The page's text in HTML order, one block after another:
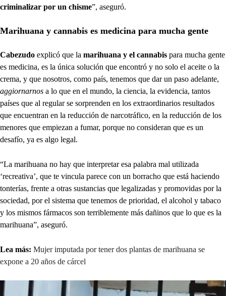
criminalizar por un chisme”, aseguró.
Marihuana y cannabis es medicina para mucha gente
Cabezudo explicó que la marihuana y el cannabis para mucha gente
es medicina, es la única solución que encontró y no solo el aceite o la
crema, y que nosotros, como país, tenemos que dar un paso adelante,
aggiornarnos a lo que en el mundo, la ciencia, la evidencia, tantos
países que al regular se sorprenden en los extraordinarios resultados
que encuentran en la reducción de narcotráfico, en la reducción de los
menores que empiezan a fumar, porque no consideran que es un
desafío, ya es algo legal.
“La marihuana no hay que interpretar esa palabra mal utilizada
‘recreativa’, que te vincula parece con un borracho que está haciendo
tonterías, frente a otras sustancias que legalizadas y promovidas por la
sociedad, por el sistema que tenemos de prioridad, el alcohol y tabaco
y los mismos fármacos son terriblemente más dañinos que lo que es la
marihuana”, aseguró.
Lea más: Mujer imputada por tener dos plantas de marihuana se
expone a 20 años de cárcel